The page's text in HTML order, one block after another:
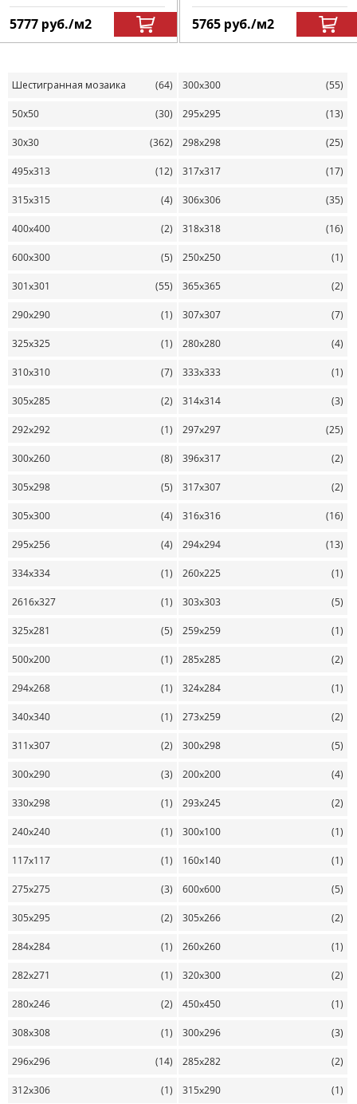
5777 руб./м2 5765 руб./м2
Шестигранная мозаика (64) 300x300 (55)
50х50 (30) 295x295 (13)
30х30 (362) 298x298 (25)
495x313 (12) 317x317 (17)
315x315 (4) 306x306 (35)
400x400 (2) 318x318 (16)
600x300 (5) 250x250 (1)
301x301 (55) 365x365 (2)
290x290 (1) 307x307 (7)
325x325 (1) 280x280 (4)
310x310 (7) 333x333 (1)
305x285 (2) 314x314 (3)
292x292 (1) 297x297 (25)
300x260 (8) 396x317 (2)
305x298 (5) 317x307 (2)
305x300 (4) 316x316 (16)
295x256 (4) 294x294 (13)
334x334 (1) 260x225 (1)
2616x327 (1) 303x303 (5)
325x281 (5) 259x259 (1)
500x200 (1) 285x285 (2)
294x268 (1) 324x284 (1)
340x340 (1) 273x259 (2)
311x307 (2) 300x298 (5)
300x290 (3) 200x200 (4)
330x298 (1) 293x245 (2)
240x240 (1) 300x100 (1)
117x117 (1) 160x140 (1)
275x275 (3) 600x600 (5)
305x295 (2) 305x266 (2)
284x284 (1) 260x260 (1)
282x271 (1) 320x300 (2)
280x246 (2) 450x450 (1)
308x308 (1) 300x296 (3)
296x296 (14) 285x282 (2)
312x306 (1) 315x290 (1)